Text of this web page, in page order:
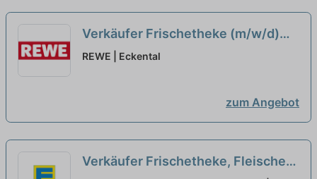
Verkäufer Frischetheke (m/w/d)
neu
REWE | Eckental
zum Angebot
Verkäufer Frischetheke, Fleischer/